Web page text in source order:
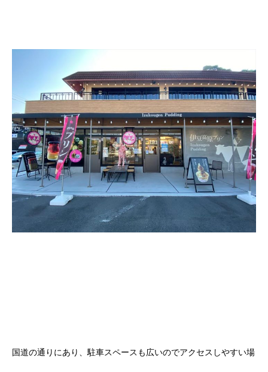
国道の通りにあり、駐車スペースも広いのでアクセスしやすい場